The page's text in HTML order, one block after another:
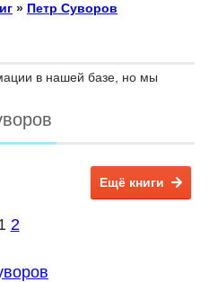
» Петр Суворов
в нашей базе, но мы
Ещё книги
2